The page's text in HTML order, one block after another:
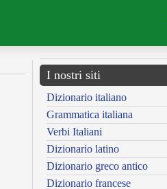
I nostri siti
Dizionario italiano
Grammatica italiana
Verbi Italiani
Dizionario latino
Dizionario greco antico
Dizionario francese